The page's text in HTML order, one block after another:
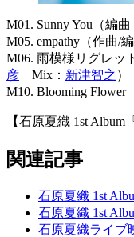
M01. Sunny You（編曲
M05. empathy（作曲/編
M06. 雨模様リグレッ
彦 Mix： 新津智之 ）
M10. Blooming Flower
【石原夏織 1st Album
関連記事
石原夏織 1st
石原夏織 1st
石原夏織ライブ